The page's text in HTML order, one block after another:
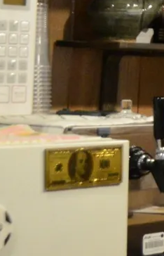
SHOPPING GUIDE
VOICE
SAMURAI-DEN
たちの時空間へ